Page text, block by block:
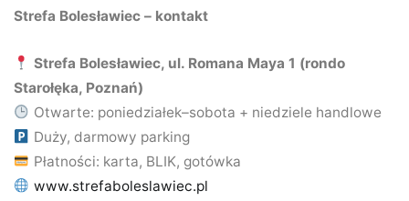
Strefa Bolesławiec – kontakt
Strefa Bolesławiec, ul. Romana Maya 1 (rondo
Starołęka, Poznań)
Otwarte: poniedziałek–sobota + niedziele handlowe
Duży, darmowy parking
Płatności: karta, BLIK, gotówka
www.strefaboleslawiec.pl